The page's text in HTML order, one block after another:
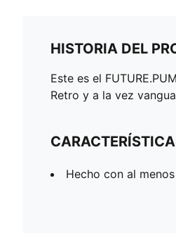
HISTORIA DEL
Este es el
Retro y a la vez
Hecho con al